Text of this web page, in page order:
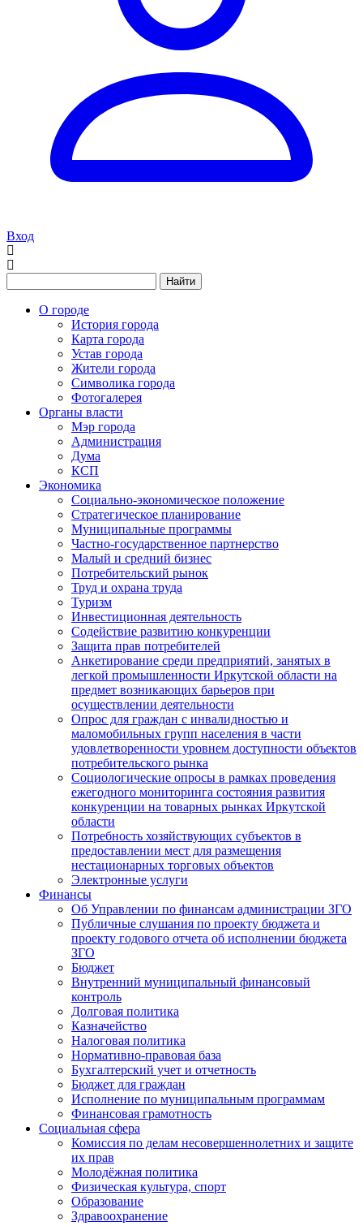
Вход
Найти
О городе
История города
Карта города
Устав города
Жители города
Символика города
Фотогалерея
Органы власти
Мэр города
Администрация
Дума
КСП
Экономика
Социально-экономическое положение
Стратегическое планирование
Муниципальные программы
Частно-государственное партнерство
Малый и средний бизнес
Потребительский рынок
Труд и охрана труда
Туризм
Инвестиционная деятельность
Содействие развитию конкуренции
Защита прав потребителей
Анкетирование среди предприятий, занятых в
легкой промышленности Иркутской области на
предмет возникающих барьеров при
осуществлении деятельности
Опрос для граждан с инвалидностью и
маломобильных групп населения в части
удовлетворенности уровнем доступности объектов
потребительского рынка
Социологические опросы в рамках проведения
ежегодного мониторинга состояния развития
конкуренции на товарных рынках Иркутской
области
Потребность хозяйствующих субъектов в
предоставлении мест для размещения
нестационарных торговых объектов
Электронные услуги
Финансы
Об Управлении по финансам администрации ЗГО
Публичные слушания по проекту бюджета и
проекту годового отчета об исполнении бюджета
ЗГО
Бюджет
Внутренний муниципальный финансовый
контроль
Долговая политика
Казначейство
Налоговая политика
Нормативно-правовая база
Бухгалтерский учет и отчетность
Бюджет для граждан
Исполнение по муниципальным программам
Финансовая грамотность
Социальная сфера
Комиссия по делам несовершеннолетних и защите
их прав
Молодёжная политика
Физическая культура, спорт
Образование
Здравоохранение